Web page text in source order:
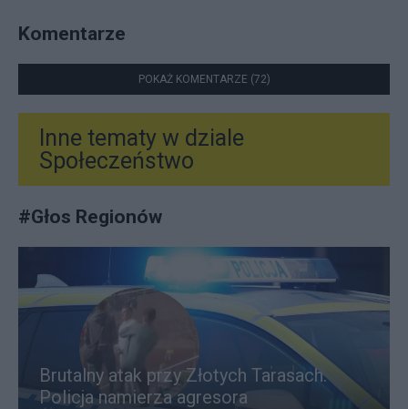
Komentarze
POKAŻ KOMENTARZE (72)
Inne tematy w dziale
Społeczeństwo
#Głos Regionów
Brutalny atak przy Złotych Tarasach.
Policja namierza agresora